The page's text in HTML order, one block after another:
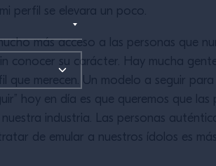
perfil se elevara un poco.
más acceso a las personas que
conocer su carácter. Hay mucha
merecen. Un modelo a seguir para
hoy en día es que queremos que las
industria. Las personas
de emular a nuestros ídolos es